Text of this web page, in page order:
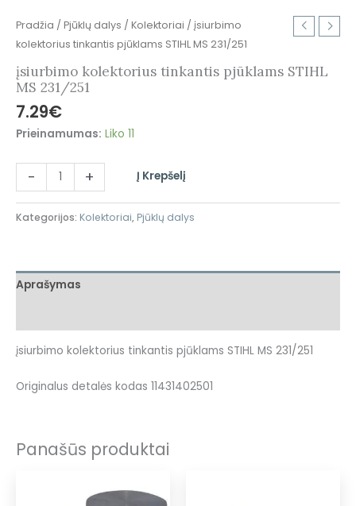
Pradžia / Pjūklų dalys / Kolektoriai / įsiurbimo
kolektorius tinkantis pjūklams STIHL MS 231/251
įsiurbimo kolektorius tinkantis pjūklams STIHL
MS 231/251
7.29€
Prieinamumas: Liko 11
- + Į Krepšelį
Kategorijos: Kolektoriai, Pjūklų dalys
Aprašymas
įsiurbimo kolektorius tinkantis pjūklams STIHL MS 231/251
Originalus detalės kodas 11431402501
Panašūs produktai